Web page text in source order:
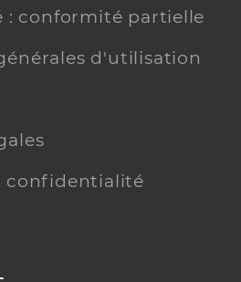
: conformité partielle
d'utilisation
confidentialité